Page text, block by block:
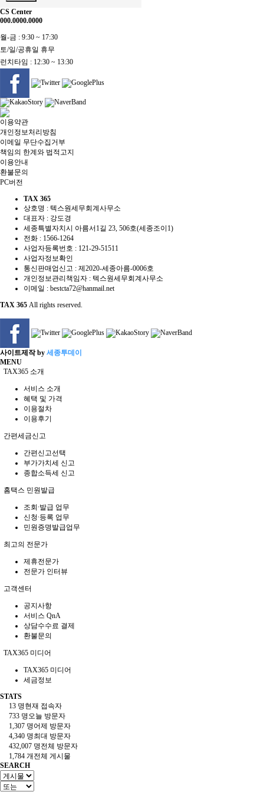
CS Center
000.0000.0000
월-금 : 9:30 ~ 17:30
토/일/공휴일 휴무
런치타임 : 12:30 ~ 13:30
이용약관
개인정보처리방침
이메일 무단수집거부
책임의 한계와 법적고지
이용안내
환불문의
PC버전
TAX 365
상호명 : 텍스원세무회계사무소
대표자 : 강도경
세종특별자치시 아름서1길 23, 506호(세종조이1)
전화 : 1566-1264
사업자등록번호 : 121-29-51511
사업자정보확인
통신판매업신고 : 제2020-세종아름-0006호
개인정보관리책임자 : 텍스원세무회계사무소
이메일 : bestcta72@hanmail.net
TAX 365 All rights reserved.
사이트제작 by 세종투데이
MENU
TAX365 소개
서비스 소개
혜택 및 가격
이용절차
이용후기
간편세금신고
간편신고선택
부가가치세 신고
종합소득세 신고
홈택스 민원발급
조회∙발급 업무
신청∙등록 업무
민원증명발급업무
최고의 전문가
제휴전문가
전문가 인터뷰
고객센터
공지사항
서비스 QnA
상담수수료 결제
환불문의
TAX365 미디어
TAX365 미디어
세금정보
STATS
13 명현재 접속자
733 명 오늘 방문자
1,307 명어제 방문자
4,340 명최대 방문자
432,007 명전체 방문자
1,784 개전체 게시물
SEARCH